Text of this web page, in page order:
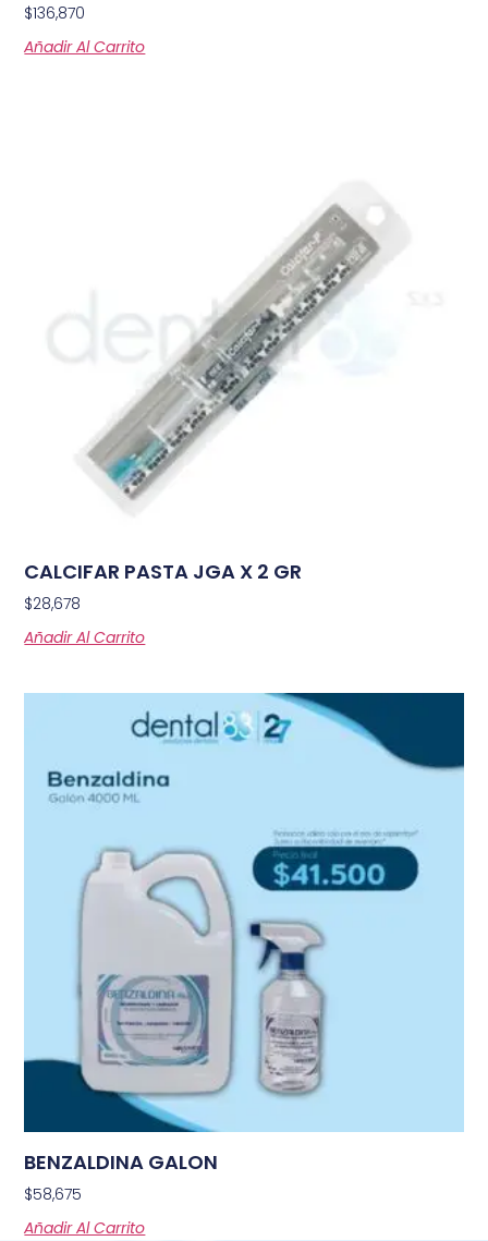
$136,870
Añadir Al Carrito
CALCIFAR PASTA JGA X 2 GR
$28,678
Añadir Al Carrito
BENZALDINA GALON
$58,675
Añadir Al Carrito